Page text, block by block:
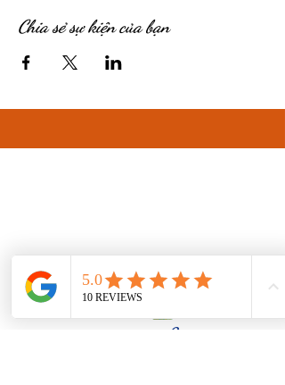
Chia sẻ sự kiện của bạn
Hungry?